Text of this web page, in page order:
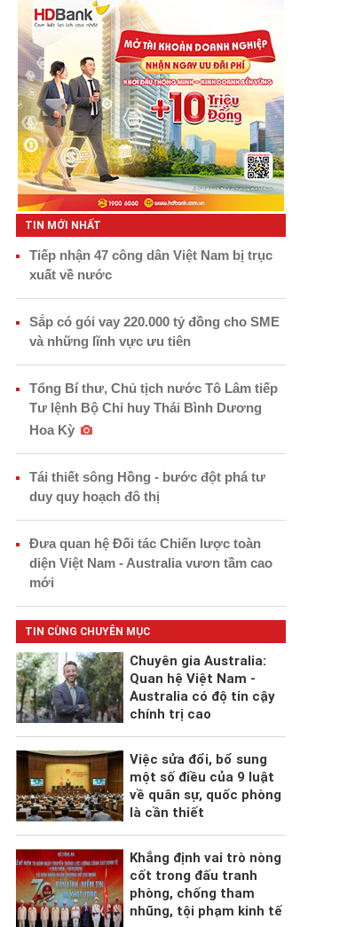
TIN MỚI NHẤT
Tiếp nhận 47 công dân Việt Nam bị trục
xuất về nước
Sắp có gói vay 220.000 tỷ đồng cho SME
và những lĩnh vực ưu tiên
Tổng Bí thư, Chủ tịch nước Tô Lâm tiếp
Tư lệnh Bộ Chỉ huy Thái Bình Dương
Hoa Kỳ
Tái thiết sông Hồng - bước đột phá tư
duy quy hoạch đô thị
Đưa quan hệ Đối tác Chiến lược toàn
diện Việt Nam - Australia vươn tầm cao
mới
TIN CÙNG CHUYÊN MỤC
Chuyên gia Australia:
Quan hệ Việt Nam -
Australia có độ tin cậy
chính trị cao
Việc sửa đổi, bổ sung
một số điều của 9 luật
về quân sự, quốc phòng
là cần thiết
Khẳng định vai trò nòng
cốt trong đấu tranh
phòng, chống tham
nhũng, tội phạm kinh tế